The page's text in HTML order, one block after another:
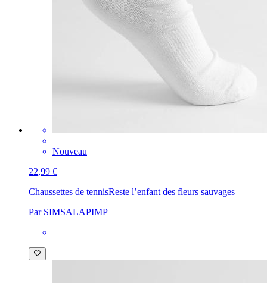
Nouveau
22,99 €
Chaussettes de tennisReste l’enfant des fleurs sauvages
Par SIMSALAPIMP